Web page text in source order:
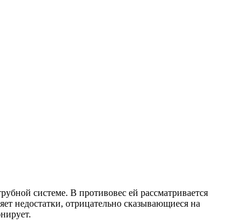
системе. В противовес ей рассматривается
недостатки, отрицательно сказывающиеся на